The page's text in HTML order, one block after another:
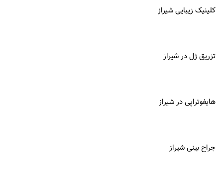
کلینیک زیبایی شیراز
تزریق ژل در شیراز
هایفوتراپی در شیراز
جراح بینی شیراز